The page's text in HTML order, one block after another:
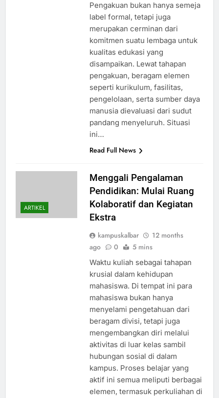
Pengakuan bukan hanya semeja
label formal, tetapi juga
merupakan cerminan dari
komitmen suatu lembaga untuk
kualitas edukasi yang
disampaikan. Lewat tahapan
pengakuan, beragam elemen
seperti kurikulum, fasilitas,
pengelolaan, serta sumber daya
manusia dievaluasi dari sudut
pandang menyeluruh. Situasi
ini…
Read Full News
ARTIKEL
Menggali Pengalaman
Pendidikan: Mulai Ruang
Kolaboratif dan Kegiatan
Ekstra
kampuskalbar
12 months
ago
0 5 mins
Waktu kuliah sebagai tahapan
krusial dalam kehidupan
mahasiswa. Di tempat ini para
mahasiswa bukan hanya
menyelami pengetahuan dari
beragam divisi, tetapi juga
mengembangkan diri melalui
aktivitas di luar kelas sambil
hubungan sosial di dalam
kampus. Proses belajar yang
aktif ini semua meliputi berbagai
elemen, termasuk perkuliahan di